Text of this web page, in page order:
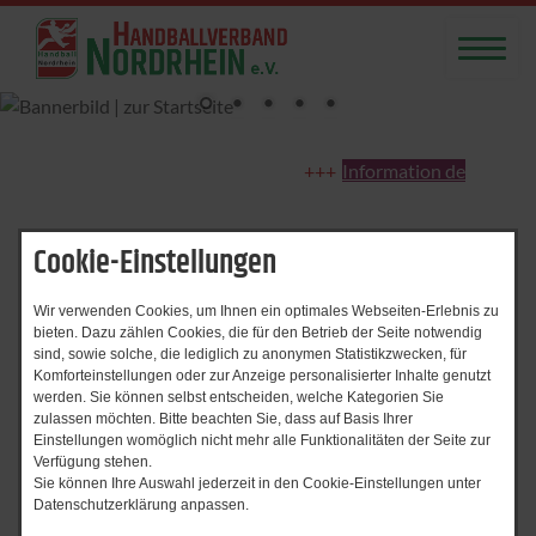
Cookie-Einstellungen
Wir verwenden Cookies, um Ihnen ein optimales Webseiten-Erlebnis zu
bieten. Dazu zählen Cookies, die für den Betrieb der Seite notwendig
sind, sowie solche, die lediglich zu anonymen Statistikzwecken, für
Komforteinstellungen oder zur Anzeige personalisierter Inhalte genutzt
werden. Sie können selbst entscheiden, welche Kategorien Sie
zulassen möchten. Bitte beachten Sie, dass auf Basis Ihrer
Einstellungen womöglich nicht mehr alle Funktionalitäten der Seite zur
Verfügung stehen.
Sie können Ihre Auswahl jederzeit in den Cookie-Einstellungen unter
Datenschutzerklärung anpassen.
Information der
Start Nachrichtenarchiv
Nachrichtenarchiv
Zeitraum von
bis